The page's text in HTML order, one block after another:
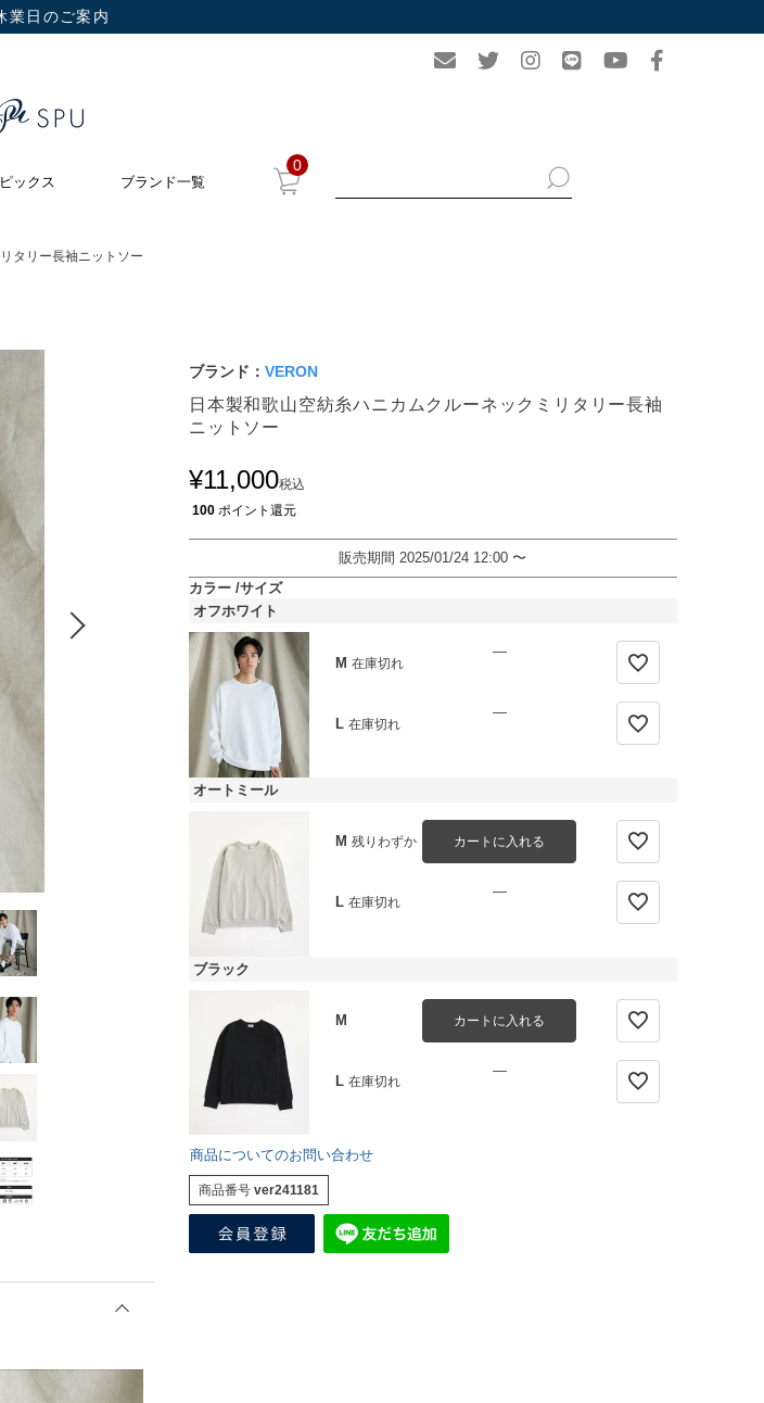
業日のご案内
ックス ブランド一覧
0
タリー長袖ニットソー
ブランド： VERON
日本製和歌山空紡糸ハニカムクルーネックミリタリー長袖
ニットソー
¥11,000税込
100 ポイント還元
販売期間 2025/01/24 12:00 〜
カラー サイズ
オフホワイト
M 在庫切れ
—
L 在庫切れ
—
オートミール
M 残りわずか カートに入れる
L 在庫切れ
—
ブラック
M カートに入れる
L 在庫切れ
—
商品についてのお問い合わせ
商品番号 ver241181